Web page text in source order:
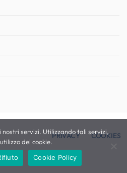
PRIVACY COOKIES
servizi. Utilizzando tali servizi,
dei cookie.
Cookie Policy